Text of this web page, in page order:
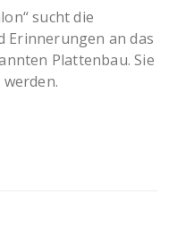
sucht die
Erinnerungen an das
Plattenbau. Sie